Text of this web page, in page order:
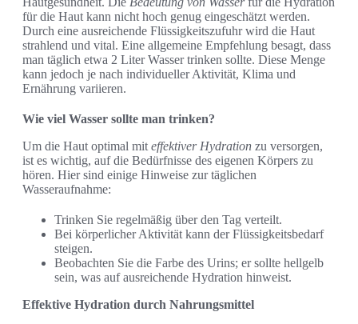
für die Haut kann nicht hoch genug eingeschätzt werden.
Durch eine ausreichende Flüssigkeitszufuhr wird die Haut
strahlend und vital. Eine allgemeine Empfehlung besagt, dass
man täglich etwa 2 Liter Wasser trinken sollte. Diese Menge
kann jedoch je nach individueller Aktivität, Klima und
Ernährung variieren.
Wie viel Wasser sollte man trinken?
Um die Haut optimal mit effektiver Hydration zu versorgen,
ist es wichtig, auf die Bedürfnisse des eigenen Körpers zu
hören. Hier sind einige Hinweise zur täglichen
Wasseraufnahme:
Trinken Sie regelmäßig über den Tag verteilt.
Bei körperlicher Aktivität kann der Flüssigkeitsbedarf
steigen.
Beobachten Sie die Farbe des Urins; er sollte hellgelb
sein, was auf ausreichende Hydration hinweist.
Effektive Hydration durch Nahrungsmittel